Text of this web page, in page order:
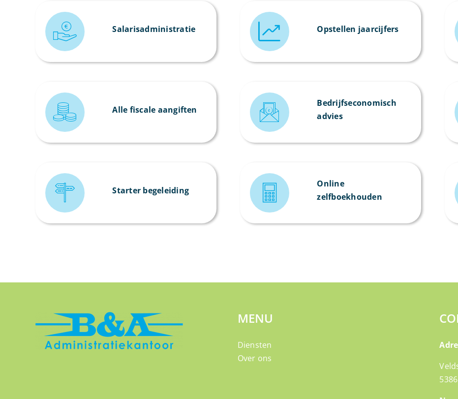
Salarisadministratie Opstellen jaarcijfers
Alle fiscale aangiften
Bedrijfseconomisch
advies
Starter begeleiding
Online
zelfboekhouden
MENU
Diensten
Over ons